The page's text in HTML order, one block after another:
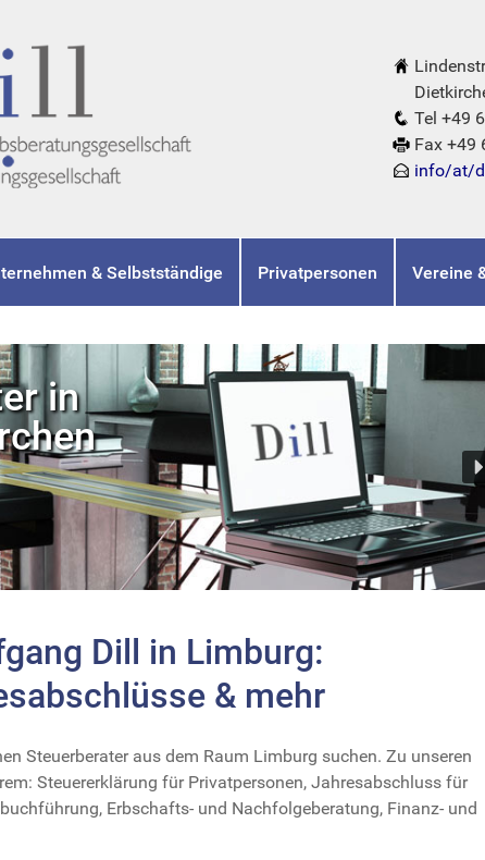
Tel +49
Fax +49
info/at/
& Selbstständige Privatpersonen Vereine
in
Dill in Limburg:
& mehr
Steuerberater aus dem Raum Limburg suchen. Zu unseren
Steuererklärung für Privatpersonen, Jahresabschluss für
Erbschafts- und Nachfolgeberatung, Finanz- und